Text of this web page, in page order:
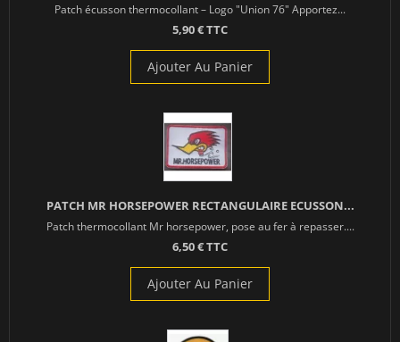
Patch écusson thermocollant – Logo "Union 76" Apportez...
5,90 € TTC
Ajouter Au Panier
PATCH MR HORSEPOWER RECTANGULAIRE ECUSSON...
Patch thermocollant Mr horsepower, pose au fer à repasser....
6,50 € TTC
Ajouter Au Panier